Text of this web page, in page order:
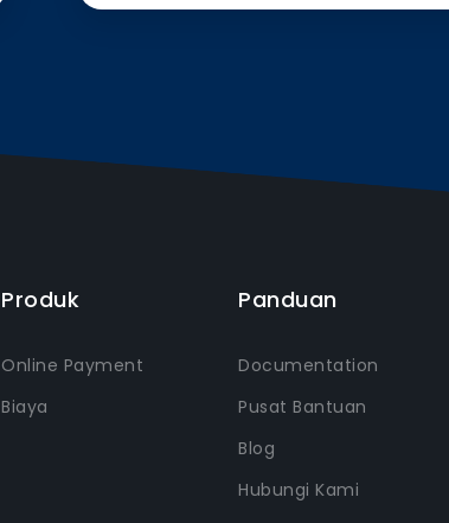
Produk
Online Payment
Biaya
Panduan
Documentation
Pusat Bantuan
Blog
Hubungi Kami